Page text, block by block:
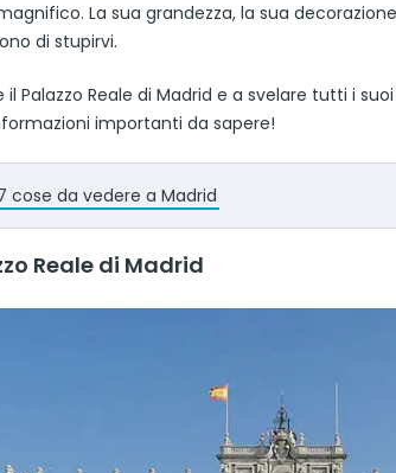
La sua grandezza, la sua
di stupirvi.
il Palazzo Reale di Madrid e a svelare tutti i
importanti da sapere!
cose da vedere a Madrid
Reale di Madrid